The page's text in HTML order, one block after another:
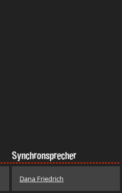
Synchronsprecher
Dana Friedrich